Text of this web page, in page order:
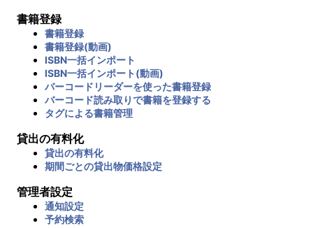
書籍登録
書籍登録
書籍登録(動画)
ISBN一括インポート
ISBN一括インポート(動画)
バーコードリーダーを使った書籍登録
バーコード読み取りで書籍を登録する
タグによる書籍管理
貸出の有料化
貸出の有料化
期間ごとの貸出物価格設定
管理者設定
通知設定
予約検索